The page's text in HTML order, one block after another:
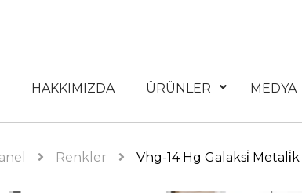
HAKKIMIZDA ÜRÜNLER MEDYA
Renkler Vhg-14 Hg Galaksi̇ Metali̇k